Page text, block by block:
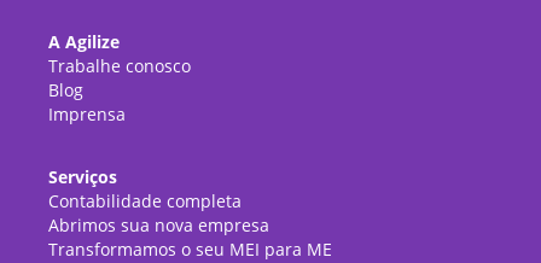
A Agilize
Trabalhe conosco
Blog
Imprensa
Serviços
Contabilidade completa
Abrimos sua nova empresa
Transformamos o seu MEI para ME